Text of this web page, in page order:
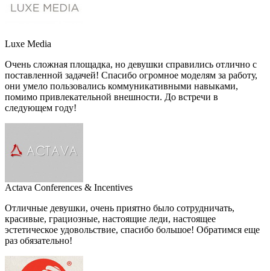
Luxe Media
Очень сложная площадка, но девушки справились отлично с
поставленной задачей! Спасибо огромное моделям за работу,
они умело пользовались коммуникативными навыками,
помимо привлекательной внешности. До встречи в
следующем году!
Actava Conferences & Incentives
Отличные девушки, очень приятно было сотрудничать,
красивые, грациозные, настоящие леди, настоящее
эстетическое удовольствие, спасибо большое! Обратимся еще
раз обязательно!